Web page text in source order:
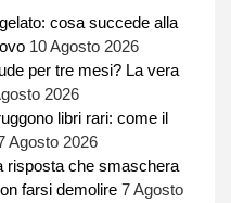
cosa succede alla
10 Agosto 2026
per tre mesi? La vera
2026
libri rari: come il
Agosto 2026
risposta che smaschera
farsi demolire 7 Agosto